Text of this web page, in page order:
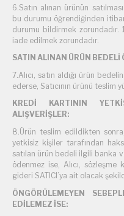
6.Satın alınan ürünün
bu durumu öğrendiğinden
durumu bildirmek zorundadır.
iade edilmek zorundadır.
SATIN ALINAN ÜRÜN BEDELİ
7.Alıcı, satın aldığı ürün
ederse, Satıcının ürünü teslim
KREDİ KARTININ
ALIŞVERİŞLER:
8.Ürün teslim edildikten sonra,
yetkisiz kişiler tarafından
satılan ürün bedeli ilgili banka
ödenmez ise, Alıcı,
gideri SATICI’ya ait olacak
ÖNGÖRÜLEMEYEN
EDİLEMEZ İSE: